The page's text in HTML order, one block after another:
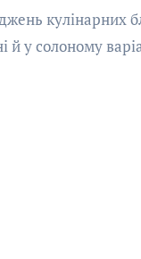
кулінарних
у солоному